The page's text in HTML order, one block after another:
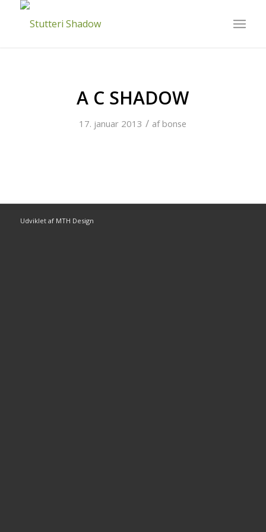
A C SHADOW
17. januar 2013 / afbonse
Udviklet af MTH Design